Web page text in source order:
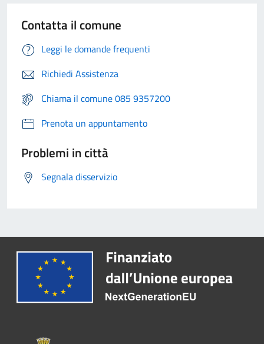
Contatta il comune
Leggi le domande frequenti
Richiedi Assistenza
Chiama il comune 085 9357200
Prenota un appuntamento
Problemi in città
Segnala disservizio